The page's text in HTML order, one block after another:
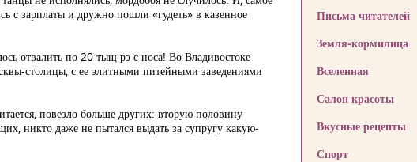
с зарплаты и дружно пошли «гудеть» в казенное
отвалить по 20 тыщ рэ с носа! Во Владивостоке
столицы, с ее элитными питейными заведениями
повезло больше других: вторую половину
никто даже не пытался выдать за супругу какую-
Письма читателей
Земля-кормилица
Вселенная
Салон красоты
Вкусные рецепты
Спорт